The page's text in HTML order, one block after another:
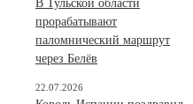
В Тульской области
прорабатывают
паломнический маршрут
через Белёв
22.07.2026